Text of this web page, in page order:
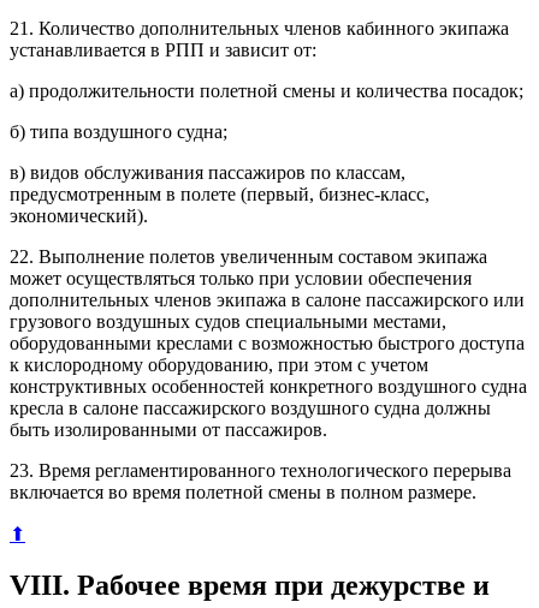
21. Количество дополнительных членов кабинного экипажа
устанавливается в РПП и зависит от:
а) продолжительности полетной смены и количества посадок;
б) типа воздушного судна;
в) видов обслуживания пассажиров по классам,
предусмотренным в полете (первый, бизнес-класс,
экономический).
22. Выполнение полетов увеличенным составом экипажа
может осуществляться только при условии обеспечения
дополнительных членов экипажа в салоне пассажирского или
грузового воздушных судов специальными местами,
оборудованными креслами с возможностью быстрого доступа
к кислородному оборудованию, при этом с учетом
конструктивных особенностей конкретного воздушного судна
кресла в салоне пассажирского воздушного судна должны
быть изолированными от пассажиров.
23. Время регламентированного технологического перерыва
включается во время полетной смены в полном размере.
⬆
VIII. Рабочее время при дежурстве и